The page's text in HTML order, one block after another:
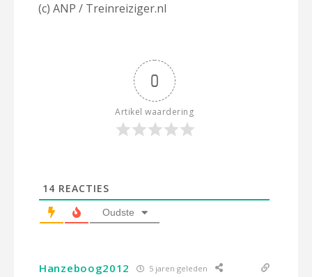
(c) ANP / Treinreiziger.nl
0
Artikel waardering
14 REACTIES
Oudste
Hanzeboog2012 5 jaren geleden